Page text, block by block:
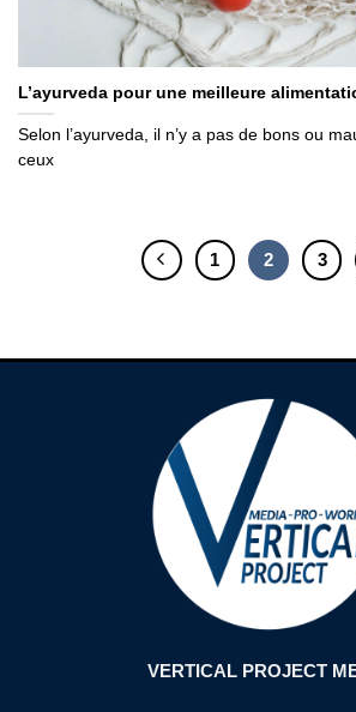
L’ayurveda pour une meilleure
Selon l’ayurveda, il n’y a pas de bons ou
ceux
1 2 3
VERTICAL PROJECT